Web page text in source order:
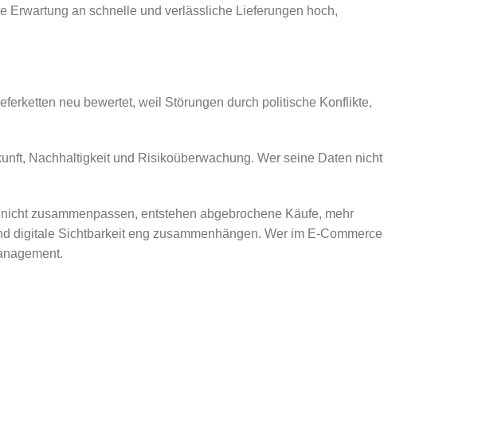
Erwartung an schnelle und verlässliche Lieferungen hoch,
neu bewertet, weil Störungen durch politische Konflikte,
Nachhaltigkeit und Risikoüberwachung. Wer seine Daten nicht
zusammenpassen, entstehen abgebrochene Käufe, mehr
digitale Sichtbarkeit eng zusammenhängen. Wer im E-Commerce